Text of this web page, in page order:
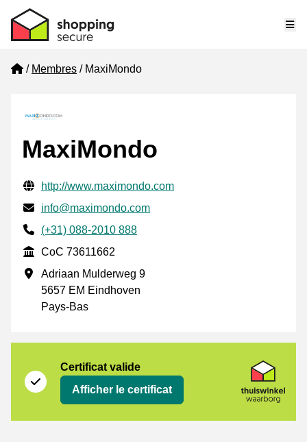
Home
Membres MaxiMondo
MaxiMondo
Informations de contact vérifiées
Website URL
http://www.maximondo.com
E-mail
info@maximondo.com
Phone number
(+31) 088-2010 888
CoC
CoC 73611662
Adresse professionnelle
Adriaan Mulderweg 9
5657 EM Eindhoven
Pays-Bas
Certificat valide
Afficher le certificat